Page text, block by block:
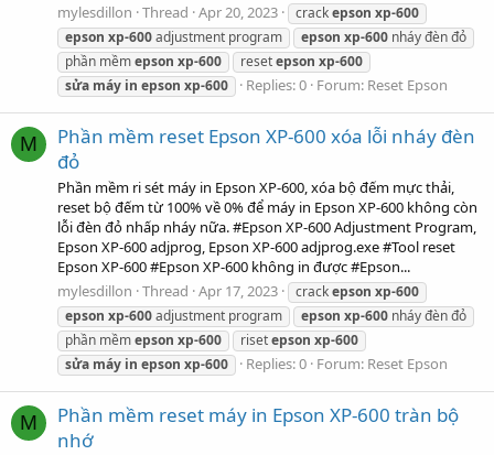
mylesdillon Thread Apr 20, 2023 crackepson xp-600
epson xp-600adjustment program epson xp-600 nháy đèn đỏ
phần mềmepson xp-600 resetepson xp-600
sửa máy in epson xp-600 Replies: 0 Forum: Reset Epson
M
Phần mềm reset Epson XP-600 xóa lỗi nháy đèn
đỏ
Phần mềm ri sét máy in Epson XP-600, xóa bộ đếm mực thải,
reset bộ đếm từ 100% về 0% để máy in Epson XP-600 không còn
lỗi đèn đỏ nhấp nháy nữa. #Epson XP-600 Adjustment Program,
Epson XP-600 adjprog, Epson XP-600 adjprog.exe #Tool reset
Epson XP-600 #Epson XP-600 không in được #Epson...
mylesdillon Thread Apr 17, 2023 crackepson xp-600
epson xp-600adjustment program epson xp-600 nháy đèn đỏ
phần mềmepson xp-600 risetepson xp-600
sửa máy in epson xp-600 Replies: 0 Forum: Reset Epson
M
Phần mềm reset máy in Epson XP-600 tràn bộ
nhớ